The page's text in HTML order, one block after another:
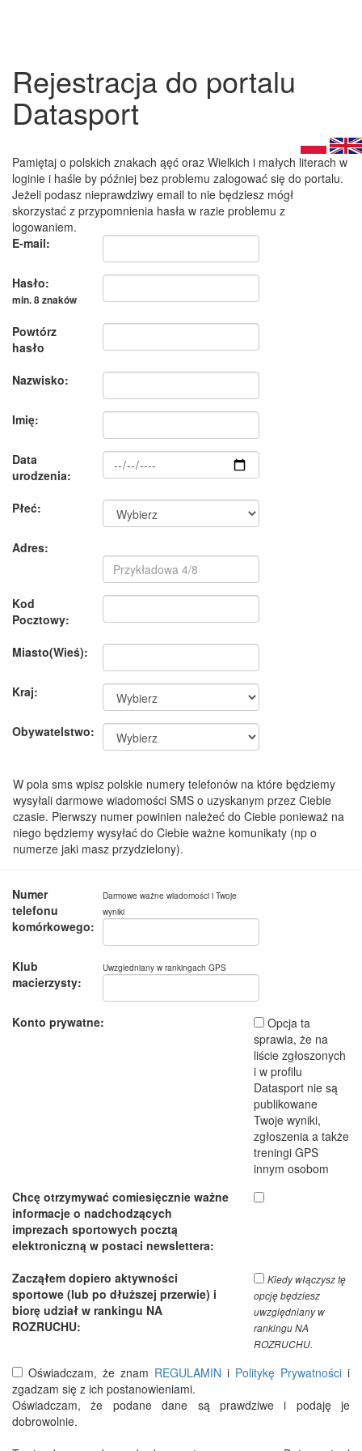
Rejestracja do portalu
Datasport
Pamiętaj o polskich znakach ąęć oraz Wielkich i małych literach w
loginie i haśle by później bez problemu zalogować się do portalu.
Jeżeli podasz nieprawdziwy email to nie będziesz mógł
skorzystać z przypomnienia hasła w razie problemu z
logowaniem.
E-mail:
Hasło:
min. 8 znaków
Powtórz
hasło
Nazwisko:
Imię:
Data
urodzenia:
Płeć:
Adres:
Kod
Pocztowy:
Miasto(Wieś):
Kraj:
Obywatelstwo:
W pola sms wpisz polskie numery telefonów na które będziemy
wysyłali darmowe wiadomości SMS o uzyskanym przez Ciebie
czasie. Pierwszy numer powinien należeć do Ciebie ponieważ na
niego będziemy wysyłać do Ciebie ważne komunikaty (np o
numerze jaki masz przydzielony).
Numer
telefonu
komórkowego:
Darmowe ważne wiadomości i Twoje
wyniki
Klub
macierzysty:
Uwzgledniany w rankingach GPS
Konto prywatne:
Opcja ta
sprawia, że na
liście zgłoszonych
i w profilu
Datasport nie są
publikowane
Twoje wyniki,
zgłoszenia a także
treningi GPS
innym osobom
Chcę otrzymywać comiesięcznie ważne
informacje o nadchodzących
imprezach sportowych pocztą
elektroniczną w postaci newslettera:
Zacząłem dopiero aktywności
sportowe (lub po dłuższej przerwie) i
biorę udział w rankingu NA
ROZRUCHU:
Kiedy włączysz tę
opcję będziesz
uwzględniany w
rankingu NA
ROZRUCHU.
Oświadczam, że znam REGULAMIN i Politykę Prywatności i
zgadzam się z ich postanowieniami.
Oświadczam, że podane dane są prawdziwe i podaję je
dobrowolnie.